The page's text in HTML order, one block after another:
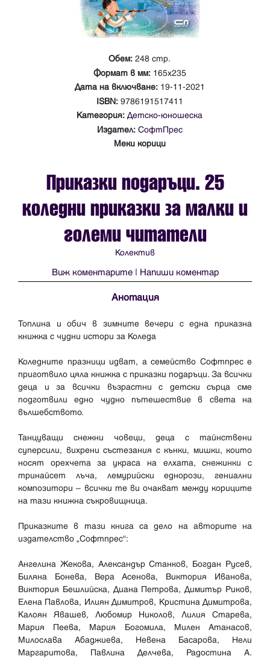
Обем: 248 стр.
Формат в мм: 165х235
Дата на включване: 19-11-2021
ISBN: 9786191517411
Категория: Детско-юношеска
Издател: СофтПрес
Меки корици
Приказки подаръци. 25
коледни приказки за малки и
големи читатели
Колектив
Виж коментарите | Напиши коментар
Анотация
Топлина и обич в зимните вечери с една приказна
книжка с чудни истори за Коледа
Коледните празници идват, а семейство Софтпрес е
приготвило цяла книжка с приказки подаръци. За всички
деца и за всички възрастни с детски сърца сме
подготвили едно чудно пътешествие в света на
вълшебството.
Танцуващи снежни човеци, деца с тайнствени
суперсили, вихрени състезания с кънки, мишки, които
носят орехчета за украса на елхата, снежинки с
тринайсет лъча, лемурийски еднорози, гениални
композитори – всички те ви очакват между кориците
на тази книжна съкровищница.
Приказките в тази книга са дело на авторите на
издателство „Софтпрес“:
Ангелина Жекова, Александър Станков, Богдан Русев,
Биляна Бонева, Вера Асенова, Виктория Иванова,
Виктория Бешлийска, Диана Петрова, Димитър Риков,
Елена Павлова, Илиян Димитров, Кристина Димитрова,
Калоян Явашев, Любомир Николов, Лилия Старева,
Мария Пеева, Мария Богомила, Милен Атанасов,
Милослава Абаджиева, Невена Басарова, Нели
Маргаритова, Павлина Делчева, Радостина А.